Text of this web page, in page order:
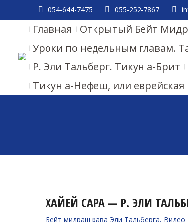
054-644-7475 055-252-7867
Главная Открытый Бейт
Уроки по недельным главам.
Р. Эли Тальберг. Тикун а-Брит
Тикун а-Нефеш, или еврейская
ХАЙЕЙ САРА — Р. ЭЛИ
Бейт мидраш рава Эли Тальберга, Видео